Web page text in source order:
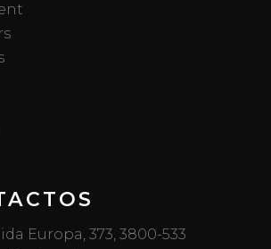
Europa, 373, 3800-533